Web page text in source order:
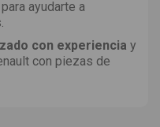
ayudarte a
con experiencia y
con piezas de